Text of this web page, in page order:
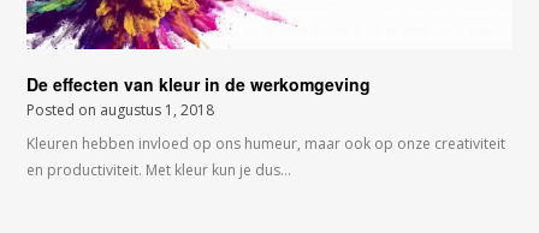
De effecten van kleur in de werkomgeving
Posted on augustus 1, 2018
Kleuren hebben invloed op ons humeur, maar ook op onze creativiteit
en productiviteit. Met kleur kun je dus…